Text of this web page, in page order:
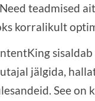
. Need teadmised
korralikult
jälgida,
See on